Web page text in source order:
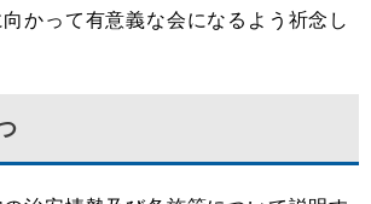
かって有意義な会になるよう祈念し